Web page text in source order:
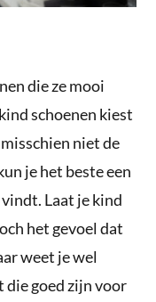
die ze mooi
schoenen kiest
niet de
je het beste een
Laat je kind
het gevoel dat
weet je wel
die goed zijn voor